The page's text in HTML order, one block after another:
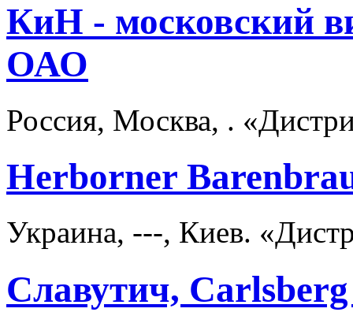
КиН - московский
ОАО
Россия, Москва, .
Herborner
Украина, ---, Киев.
Славутич,